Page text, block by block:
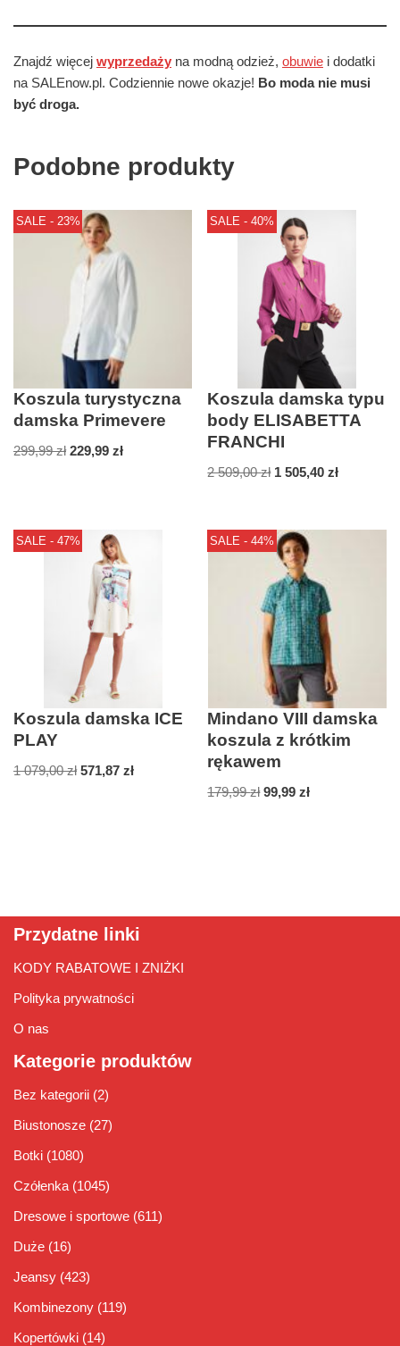
Znajdź więcej wyprzedaży na modną odzież, obuwie i dodatki
na SALEnow.pl. Codziennie nowe okazje! Bo moda nie musi
być droga.
Podobne produkty
SALE - 23%
Koszula turystyczna
damska Primevere
299,99zł 229,99 zł
SALE - 40%
Koszula damska typu
body ELISABETTA
FRANCHI
2 509,00zł 1 505,40zł
SALE - 47%
Koszula damska ICE
PLAY
1 079,00zł 571,87 zł
SALE - 44%
Mindano VIII damska
koszula z krótkim
rękawem
179,99zł 99,99zł
Przydatne linki
KODY RABATOWE I ZNIŻKI
Polityka prywatności
O nas
Kategorie produktów
Bez kategorii (2)
Biustonosze (27)
Botki (1080)
Czółenka (1045)
Dresowe i sportowe (611)
Duże (16)
Jeansy (423)
Kombinezony (119)
Kopertówki (14)